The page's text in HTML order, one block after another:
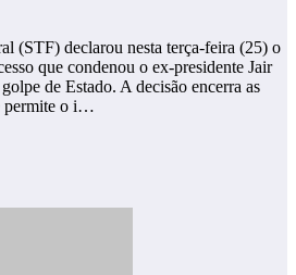
(STF) declarou nesta terça-feira (25) o
que condenou o ex-presidente Jair
de Estado. A decisão encerra as
permite o i…